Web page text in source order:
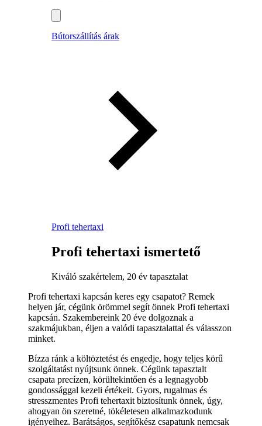
Bútorszállítás árak
Profi tehertaxi
Profi tehertaxi ismertető
Kiváló szakértelem, 20 év tapasztalat
Profi tehertaxi kapcsán keres egy csapatot? Remek
helyen jár, cégünk örömmel segít önnek Profi tehertaxi
kapcsán. Szakembereink 20 éve dolgoznak a
szakmájukban, éljen a valódi tapasztalattal és válasszon
minket.
Bízza ránk a költöztetést és engedje, hogy teljes körű
szolgáltatást nyújtsunk önnek. Cégünk tapasztalt
csapata precízen, körültekintően és a legnagyobb
gondossággal kezeli értékeit. Gyors, rugalmas és
stresszmentes Profi tehertaxit biztosítunk önnek, úgy,
ahogyan ön szeretné, tökéletesen alkalmazkodunk
igényeihez. Barátságos, segítőkész csapatunk nemcsak